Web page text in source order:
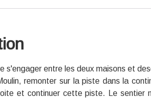
Voir l'image en plein écran
s'engager entre les deux maisons et
remonter sur la piste dans la
et continuer cette piste. Le sentier